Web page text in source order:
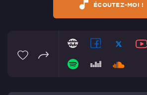
ÉCOUTEZ-MOI !